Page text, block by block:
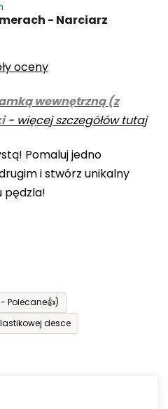
wewnętrzną (z
- więcej szczegółów tutaj
Pomaluj jedno
i stwórz unikalny
pędzla!
Polecane👍)
desce
- Narciarz
oceny